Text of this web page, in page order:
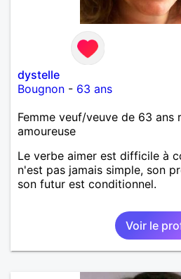
dystelle
Bougnon - 63 ans
Femme veuf/veuve de 63 ans
amoureuse
Le verbe aimer est difficile à
n'est pas jamais simple, son
son futur est conditionnel.
Voir le